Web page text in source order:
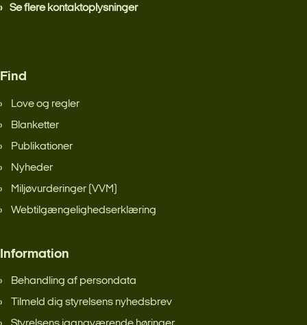
Se flere kontaktoplysninger
Find
Love og regler
Blanketter
Publikationer
Nyheder
Miljøvurderinger (VVM)
Webtilgængelighedserklæring
Information
Behandling af persondata
Tilmeld dig styrelsens nyhedsbrev